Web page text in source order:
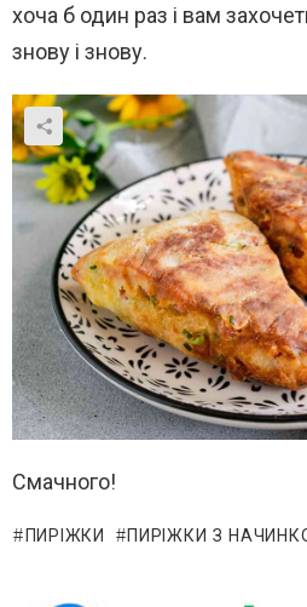
хоча б один раз і вам
знову і знову.
Смачного!
ПИРІЖКИ ПИРІЖКИ З